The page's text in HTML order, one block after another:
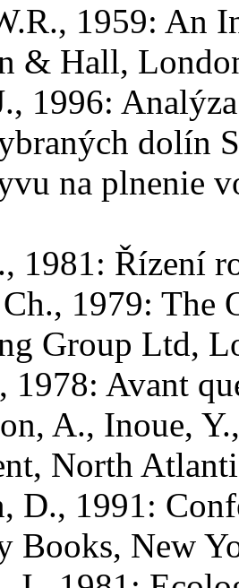
1959: An
& Hall,
1996:
dolín
na plnenie
1981: Řízení
1979: The
Group Ltd,
1978: Avant
A., Inoue,
North
D., 1991:
Books, New